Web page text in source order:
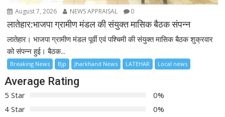
August 7, 2026 NEWS APPRAISAL 0
लातेहार:भाजपा ग्रामीण मंडल की संयुक्त मासिक बैठक संपन्न
लातेहार। भाजपा ग्रामीण मंडल पूर्वी एवं पश्चिमी की संयुक्त मासिक बैठक शुक्रवार
को संपन्न हुई। बैठक...
Breaking News Bjp Jharkhand News LATEHAR Local news
Average Rating
5 Star
0%
4 Star
0%